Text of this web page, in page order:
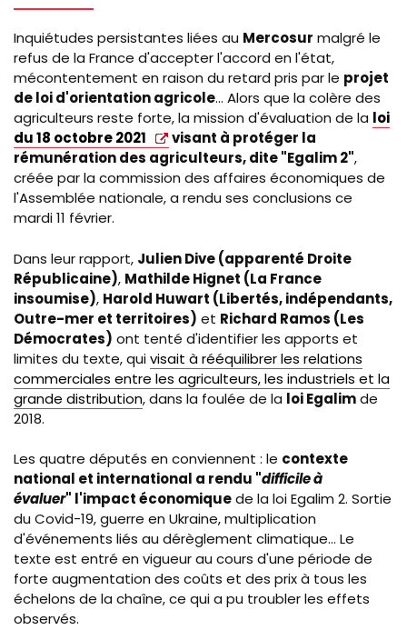
Inquiétudes persistantes liées au Mercosur malgré le
refus de la France d'accepter l'accord en l'état,
mécontentement en raison du retard pris par le projet
de loi d'orientation agricole... Alors que la colère des
agriculteurs reste forte, la mission d'évaluation de la loi
du 18 octobre 2021
visant à protéger la
rémunération des agriculteurs, dite "Egalim 2",
créée par la commission des affaires économiques de
l'Assemblée nationale, a rendu ses conclusions ce
mardi 11 février.
Dans leur rapport, Julien Dive (apparenté Droite
Républicaine), Mathilde Hignet (La France
insoumise), Harold Huwart (Libertés, indépendants,
Outre-mer et territoires) et Richard Ramos (Les
Démocrates) ont tenté d'identifier les apports et
limites du texte, quivisait à rééquilibrer les relations
commerciales entre les agriculteurs, les industriels et la
grande distribution, dans la foulée de la loi Egalimde
2018.
Les quatre députés en conviennent : le contexte
national et international a rendu "difficile à
évaluer" l'impact économiquede la loiEgalim 2. Sortie
du Covid-19, guerre en Ukraine, multiplication
d'événements liés au dérèglement climatique... Le
texte est entré en vigueur au cours d'une période de
forte augmentation des coûts et des prix à tous les
échelons de la chaîne, ce qui a pu troubler les effets
observés.